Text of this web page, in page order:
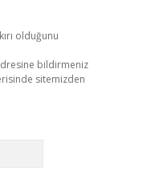
olduğunu
bildirmeniz
sitemizden